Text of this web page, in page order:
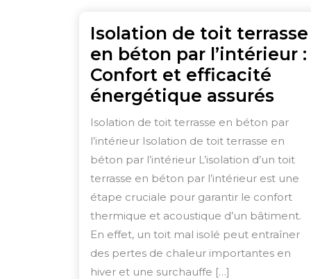
Isolation de toit terrasse
en béton par l’intérieur :
Confort et efficacité
énergétique assurés
de
toit
en
par
:
Isolation de toit terrasse en béton par
l’intérieur Isolation de toit terrasse en
béton par l’intérieur L’isolation d’un toit
terrasse en béton par l’intérieur est une
étape cruciale pour garantir le confort
thermique et acoustique d’un bâtiment.
En effet, un toit mal isolé peut entraîner
des pertes de chaleur importantes en
hiver et une surchauffe […]